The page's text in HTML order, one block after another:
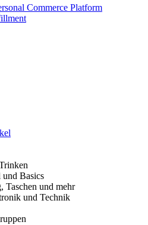
Commerce Platform
und Basics
Taschen und mehr
und Technik